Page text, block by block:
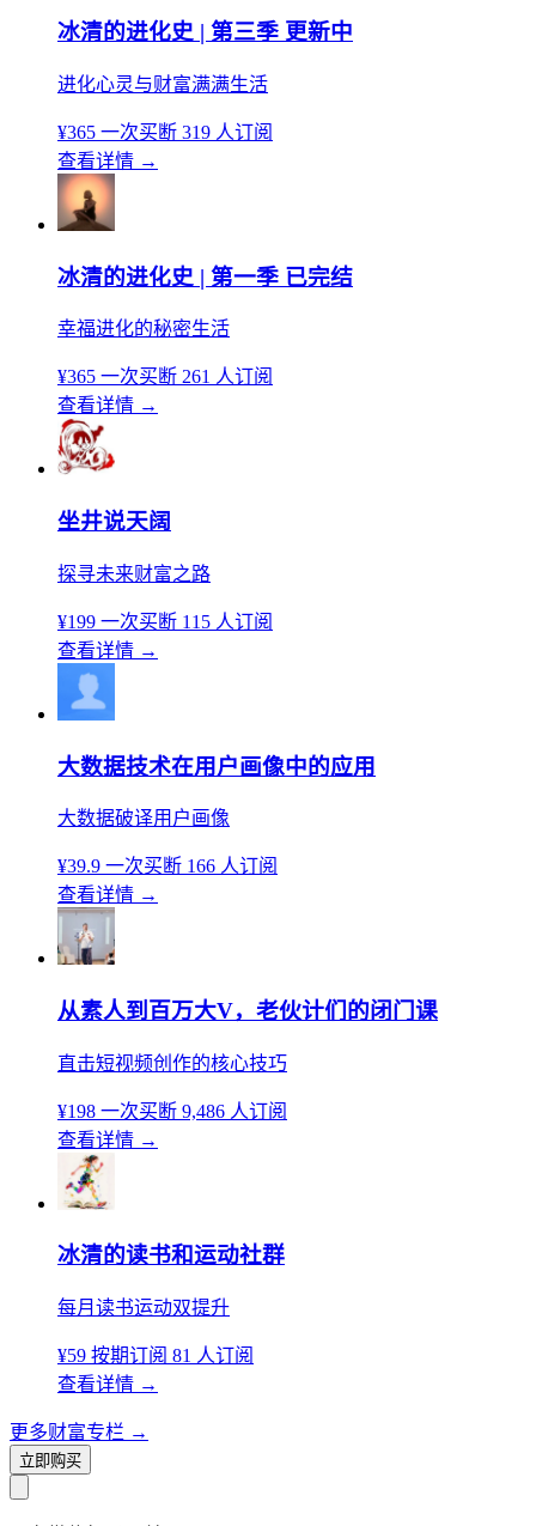
冰清的进化史 | 第三季 更新中
进化心灵与财富满满生活
¥365 一次买断 319 人订阅
查看详情 →
冰清的进化史 | 第一季 已完结
幸福进化的秘密生活
¥365 一次买断 261 人订阅
查看详情 →
坐井说天阔
探寻未来财富之路
¥199 一次买断 115 人订阅
查看详情 →
大数据技术在用户画像中的应用
大数据破译用户画像
¥39.9 一次买断 166 人订阅
查看详情 →
从素人到百万大V，老伙计们的闭门课
直击短视频创作的核心技巧
¥198 一次买断 9,486 人订阅
查看详情 →
冰清的读书和运动社群
每月读书运动双提升
¥59 按期订阅 81 人订阅
查看详情 →
更多财富专栏 →
立即购买